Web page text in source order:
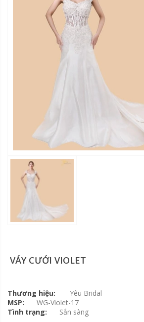
VÁY CƯỚI VIOLET
Thương hiệu:
Yêu Bridal
MSP:
WG-Violet-17
Tình trạng:
Sắn sàng